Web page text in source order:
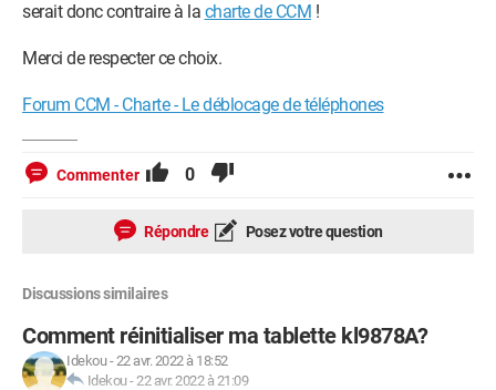
serait donc contraire à la charte de CCM !
Merci de respecter ce choix.
Forum CCM - Charte - Le déblocage de téléphones
Commenter 0
Répondre Posez votre question
Discussions similaires
Comment réinitialiser ma tablette kl9878A?
Idekou-22 avr. 2022 à 18:52
Idekou-22 avr. 2022 à 21:09